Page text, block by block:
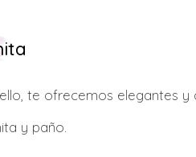
te ofrecemos elegantes y
y paño.